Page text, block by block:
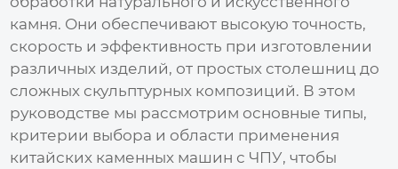
камня. Они обеспечивают высокую точность,
скорость и эффективность при изготовлении
различных изделий, от простых столешниц до
сложных скульптурных композиций. В этом
руководстве мы рассмотрим основные типы,
критерии выбора и области применения
китайских каменных машин с ЧПУ, чтобы